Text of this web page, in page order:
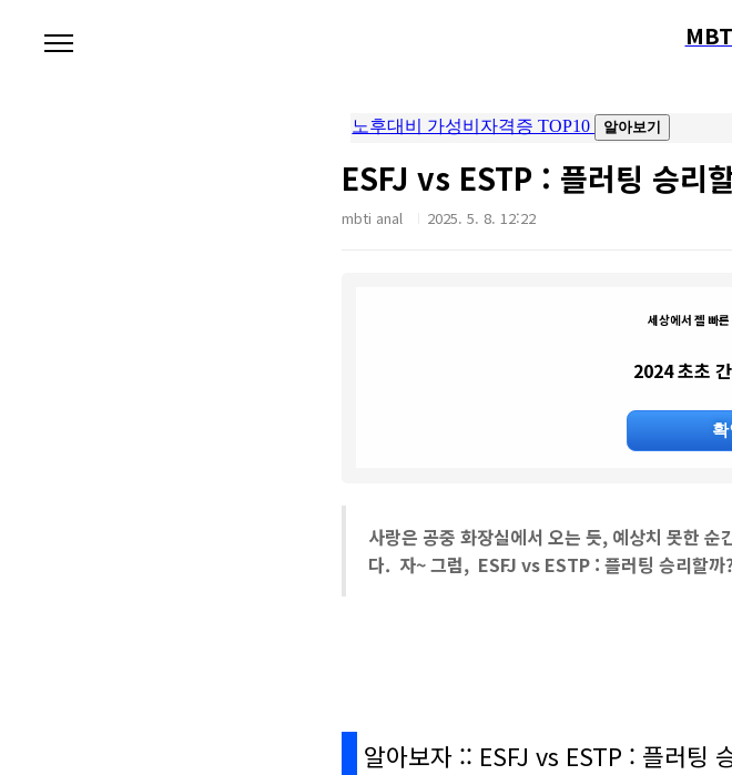
ESFJ vs ESTP : 플러팅 승리
mbti anal 2025. 5. 8. 12:22
세상에서 젤 빠
2024 초초
사랑은 공중 화장실에서 오는 듯, 예상치 못한
다. 자~ 그럼, ESFJ vs ESTP : 플러팅 승리할까
알아보자 :: ESFJ vs ESTP : 플러팅